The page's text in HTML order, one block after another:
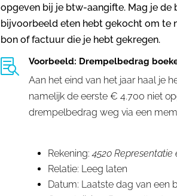
opgeven bij je btw-aangifte. Mag je
bijvoorbeeld eten hebt gekocht om te
bon of factuur die je hebt gekregen.
 Voorbeeld: Drempelbedrag
Aan het eind van het jaar haal je
namelijk de eerste € 4.700 niet
drempelbedrag weg via een
Rekening:4520 Representatie
Relatie: Leeg laten
Datum: Laatste dag van een